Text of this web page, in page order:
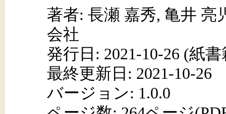
著者: 長瀬 嘉秀, 亀井 亮
会社
発行日: 2021-10-26 (紙書
最終更新日: 2021-10-26
バージョン: 1.0.0